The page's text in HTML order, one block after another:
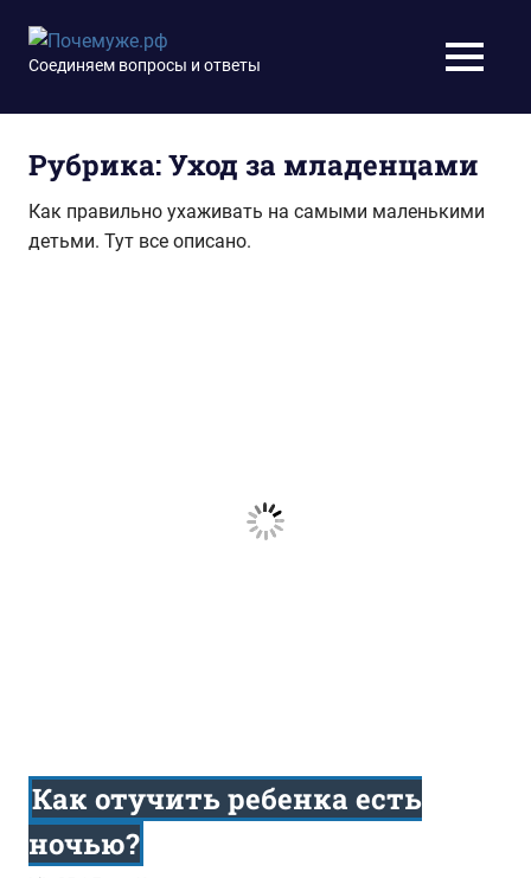
содержимому
Почемуже.рф
Соединяем вопросы и ответы МЕНЮ
Рубрика:Уход за младенцами
Как правильно ухаживать на самыми маленькими
детьми. Тут все описано.
Как отучить ребенка есть
ночью?